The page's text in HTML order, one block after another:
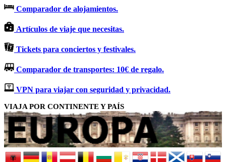
Comparador de alojamientos.
Artículos de viaje que necesitas.
Tickets para conciertos y festivales.
Comparador de transportes: 10€ de regalo.
VPN para viajar con seguridad y privacidad.
VIAJA POR CONTINENTE Y PAÍS